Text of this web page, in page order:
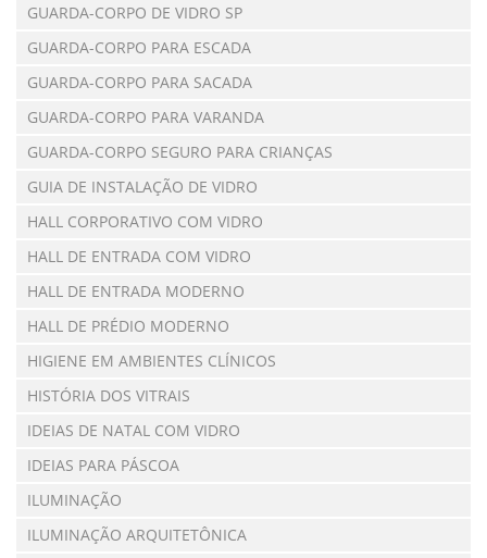
GUARDA-CORPO DE VIDRO SP
GUARDA-CORPO PARA ESCADA
GUARDA-CORPO PARA SACADA
GUARDA-CORPO PARA VARANDA
GUARDA-CORPO SEGURO PARA CRIANÇAS
GUIA DE INSTALAÇÃO DE VIDRO
HALL CORPORATIVO COM VIDRO
HALL DE ENTRADA COM VIDRO
HALL DE ENTRADA MODERNO
HALL DE PRÉDIO MODERNO
HIGIENE EM AMBIENTES CLÍNICOS
HISTÓRIA DOS VITRAIS
IDEIAS DE NATAL COM VIDRO
IDEIAS PARA PÁSCOA
ILUMINAÇÃO
ILUMINAÇÃO ARQUITETÔNICA